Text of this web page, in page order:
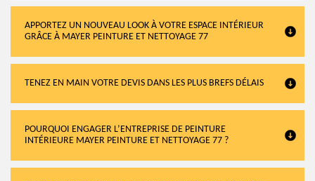
APPORTEZ UN NOUVEAU LOOK À VOTRE ESPACE INTÉRIEUR
GRÂCE À MAYER PEINTURE ET NETTOYAGE 77
TENEZ EN MAIN VOTRE DEVIS DANS LES PLUS BREFS DÉLAIS
POURQUOI ENGAGER L’ENTREPRISE DE PEINTURE
INTÉRIEURE MAYER PEINTURE ET NETTOYAGE 77 ?